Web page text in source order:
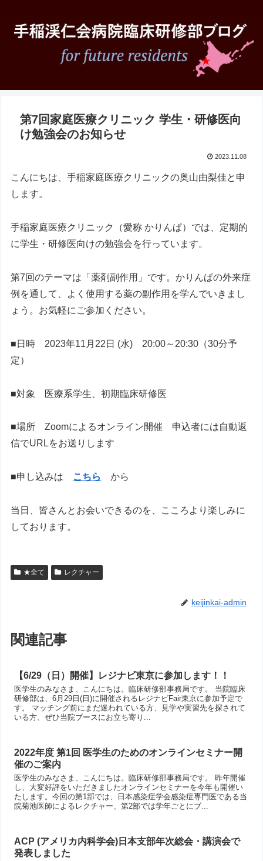
第7回家庭医療クリニック 学生・研修医向
け勉強会のお知らせ
2023.11.08
こんにちは、手稲家庭医療クリニックの奥山由梨佳と申
します。
手稲家庭医療クリニック（愛称 かりんぱ）では、定期的
に学生・研修医向けの勉強会を行っています。
第7回のテーマは「薬剤副作用」です。かりんぱの外来症
例を通して、よく使用する薬の副作用を学んでいきまし
ょう。お気軽にご参加ください。
■日時 2023年11月22日 (水) 20:00～20:30（30分予
定）
■対象 医療系学生、初期臨床研修医
■場所 Zoomによるオンライン開催 申込者には自動返
信でURLをお送りします
■申し込みは こちら から
当日、皆さんとお会いできるのを、こころより楽しみに
しております。
★全て レクチャー
keijinkai-admin
関連記事
【6/29（日）開催】レジナビ東京に参加します！！
医学生のみなさま、こんにちは。臨床研修部事務局です。 当院臨床
研修部は、6月29日(日)に開催されるレジナビFair東京に参加予定で
す。 マッチング前にまだ迷われている方、見学や実習先を探されて
いる方、ぜひ当院ブースにお立ち寄り...
2022年度 第1回 医学生のためのオンラインセミナー開
催のご案内
医学生のみなさま、こんにちは。臨床研修部事務局です。 昨年開催
し、大変好評をいただきましたオンラインセミナーを今年も開催い
たします。今回の第1部では、日本感染症学会感染症専門医である当
院菊池医師によるレクチャー、第2部では学年ごとにブ...
ACP (アメリカ内科学会)日本支部年次総会・講演会で
発表しました